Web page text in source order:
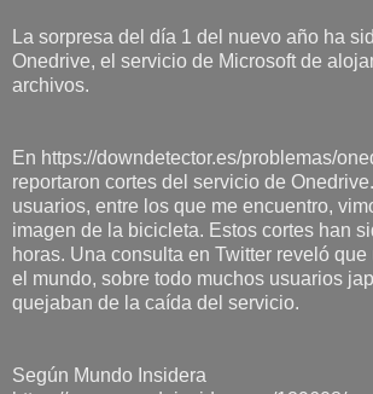
La sorpresa del día 1 del nuevo año ha
Onedrive, el servicio de Microsoft de
archivos.
En https://downdetector.es/problemas/
reportaron cortes del servicio de
usuarios, entre los que me encuentro,
imagen de la bicicleta. Estos cortes han
horas. Una consulta en Twitter reveló
el mundo, sobre todo muchos usuarios
quejaban de la caída del servicio.
Según Mundo Insidera